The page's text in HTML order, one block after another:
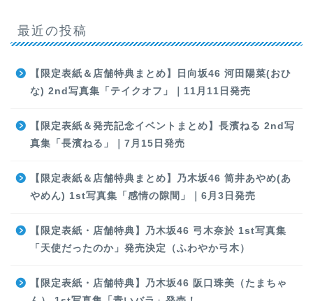
最近の投稿
【限定表紙＆店舗特典まとめ】日向坂46 河田陽菜(おひ
な) 2nd写真集「テイクオフ」｜11月11日発売
【限定表紙＆発売記念イベントまとめ】長濱ねる 2nd写
真集「長濱ねる」｜7月15日発売
【限定表紙＆店舗特典まとめ】乃木坂46 筒井あやめ(あ
やめん) 1st写真集「感情の隙間」｜6月3日発売
【限定表紙・店舗特典】乃木坂46 弓木奈於 1st写真集
「天使だったのか」発売決定（ふわやか弓木）
【限定表紙・店舗特典】乃木坂46 阪口珠美（たまちゃ